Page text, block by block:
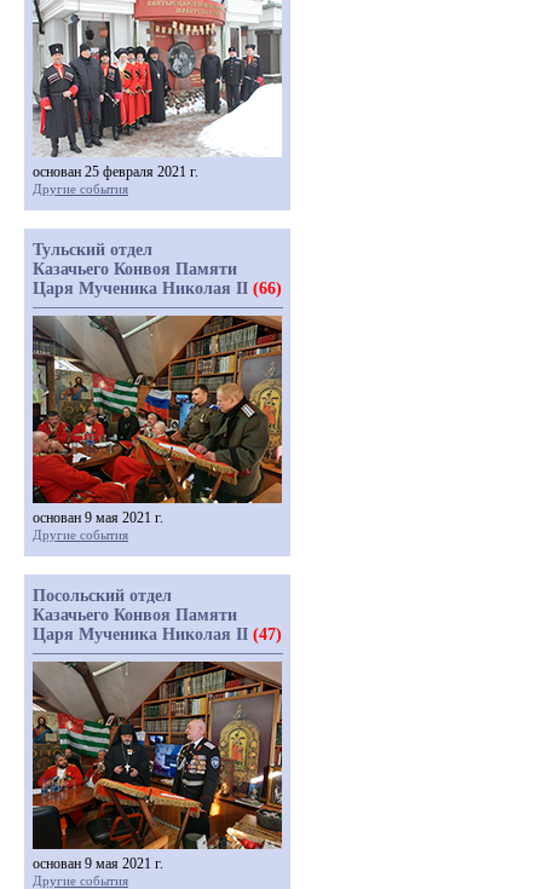
основан 25 февраля 2021 г.
Другие события
Тульский отдел
Казачьего Конвоя Памяти
Царя Мученика Николая II (66)
основан 9 мая 2021 г.
Другие события
Посольский отдел
Казачьего Конвоя Памяти
Царя Мученика Николая II (47)
основан 9 мая 2021 г.
Другие события